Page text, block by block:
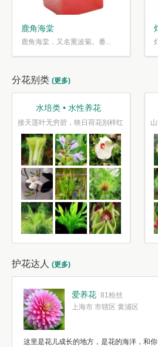
鹿角海棠
鹿角海棠，又名熏波菊。番...
分花别类 (更多)
水培类 • 水性养花
接天莲叶无穷碧，映日荷花别样红
护花达人 (更多)
爱养花 81粉丝
上海市 市辖区 黄浦区
这里是花儿成长的地方，是花的海洋，和